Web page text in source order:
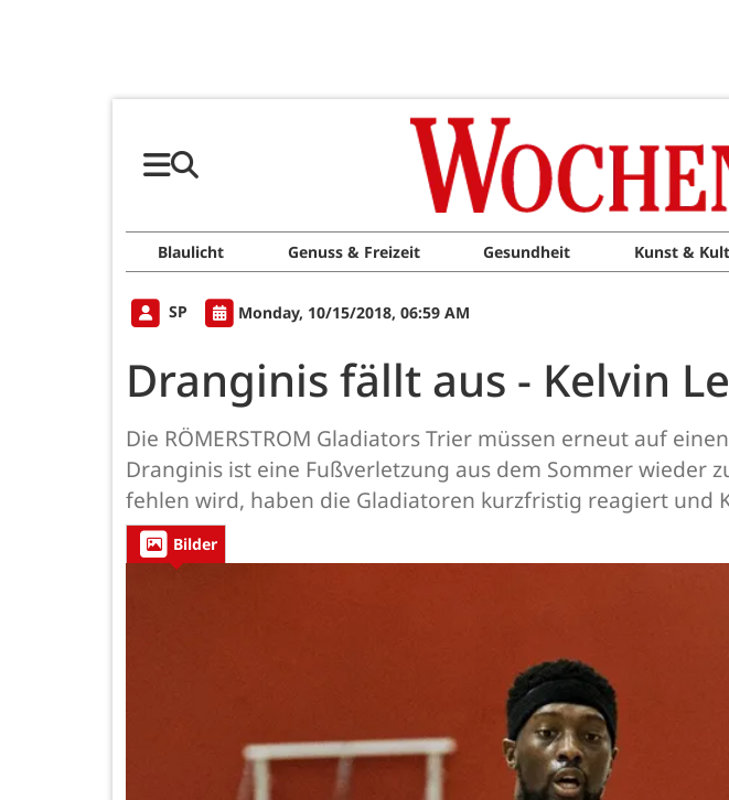
Blaulicht Genuss & Freizeit Gesundheit Kunst &
SP Monday, 10/15/2018, 06:59 AM
Dranginis fällt aus - Kelvin
Die RÖMERSTROM Gladiators Trier müssen erneut auf
Dranginis ist eine Fußverletzung aus dem Sommer wieder
fehlen wird, haben die Gladiatoren kurzfristig reagiert und
Bilder